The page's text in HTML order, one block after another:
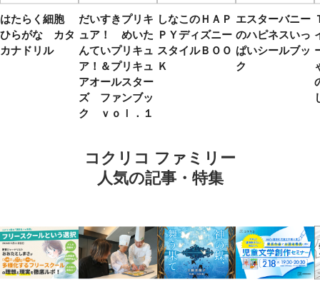
はたらく細胞
ひらがな カタ
カナドリル
だいすきプリキ
ュア！ めいた
んていプリキュ
ア！＆プリキュ
アオールスター
ズ ファンブッ
ク ｖｏｌ．１
しなこのＨＡＰ
ＰＹディズニー
スタイルＢＯＯ
Ｋ
エスターバニー
のハピネスいっ
ぱいシールブッ
ク
コクリコ ファミリー
人気の記事・特集